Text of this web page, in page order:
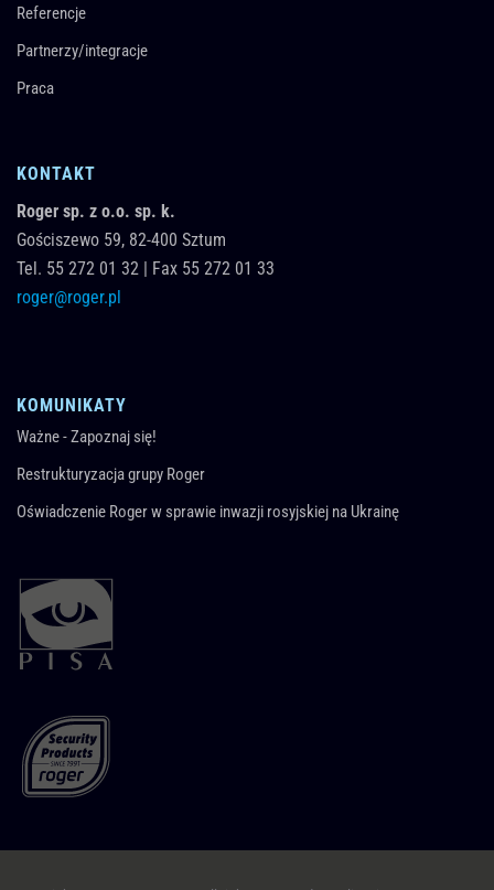
Referencje
Partnerzy/integracje
Praca
KONTAKT
Roger sp. z o.o. sp. k.
Gościszewo 59, 82-400 Sztum
Tel. 55 272 01 32 | Fax 55 272 01 33
roger@roger.pl
KOMUNIKATY
Ważne - Zapoznaj się!
Restrukturyzacja grupy Roger
Oświadczenie Roger w sprawie inwazji rosyjskiej na Ukrainę